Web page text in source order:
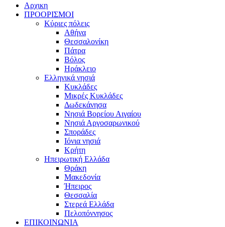
Αρχικη
ΠΡΟΟΡΙΣΜΟΙ
Κύριες πόλεις
Αθήνα
Θεσσαλονίκη
Πάτρα
Βόλος
Ηράκλειο
Ελληνικά νησιά
Κυκλάδες
Μικρές Κυκλάδες
Δωδεκάνησα
Νησιά Βορείου Αιγαίου
Νησιά Αργοσαρωνικού
Σποράδες
Ιόνια νησιά
Κρήτη
Ηπειρωτική Ελλάδα
Θράκη
Μακεδονία
Ήπειρος
Θεσσαλία
Στερεά Ελλάδα
Πελοπόννησος
ΕΠΙΚΟΙΝΩΝΙΑ